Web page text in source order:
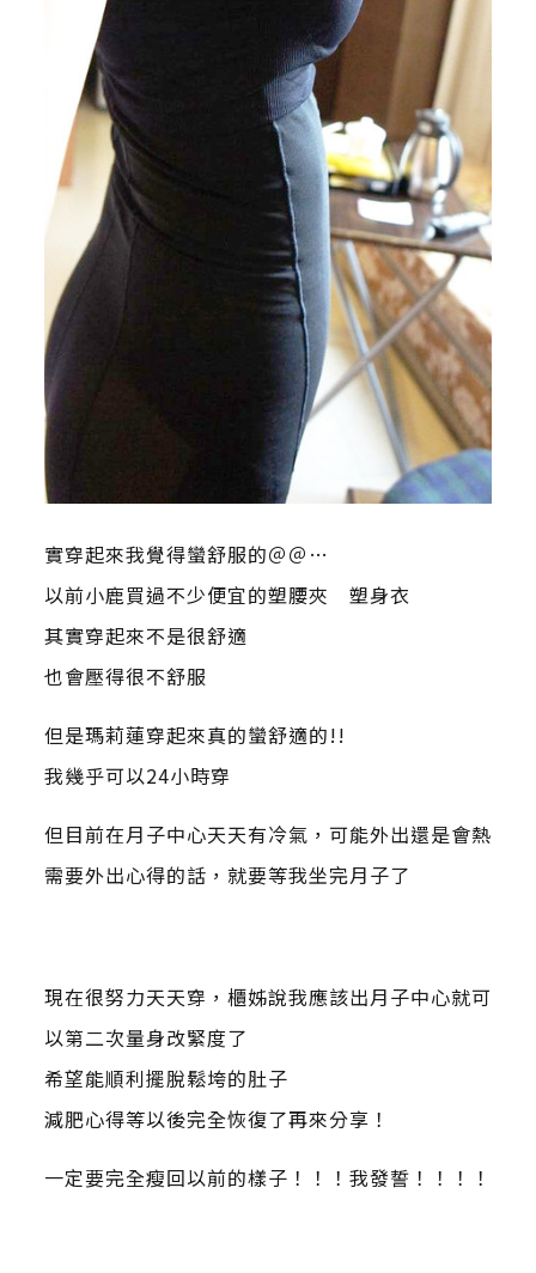
實穿起來我覺得蠻舒服的＠＠…
以前小鹿買過不少便宜的塑腰夾 塑身衣
其實穿起來不是很舒適
也會壓得很不舒服
但是瑪莉蓮穿起來真的蠻舒適的!!
我幾乎可以24小時穿
但目前在月子中心天天有冷氣，可能外出還是會熱
需要外出心得的話，就要等我坐完月子了
現在很努力天天穿，櫃姊說我應該出月子中心就可
以第二次量身改緊度了
希望能順利擺脫鬆垮的肚子
減肥心得等以後完全恢復了再來分享！
一定要完全瘦回以前的樣子！！！我發誓！！！！